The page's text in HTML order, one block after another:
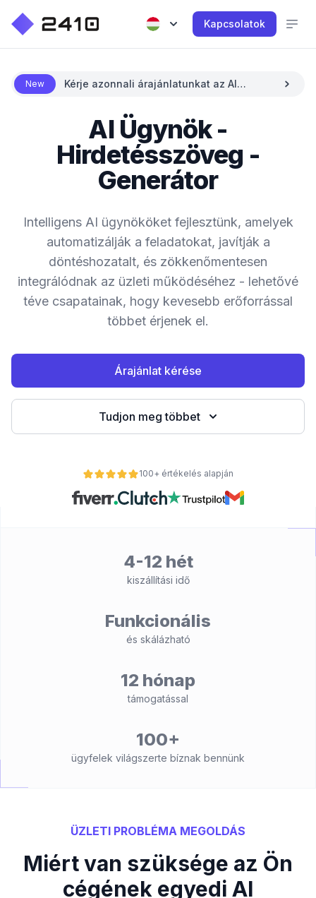
Kapcsolatok
New
Kérje azonnali árajánlatunkat az AI
AI Ügynök -
Hirdetésszöveg -
Generátor
Intelligens AI ügynököket fejlesztünk, amelyek
automatizálják a feladatokat, javítják a
döntéshozatalt, és zökkenőmentesen
integrálódnak az üzleti működéséhez - lehetővé
téve csapatainak, hogy kevesebb erőforrással
többet érjenek el.
Árajánlat kérése
Tudjon meg többet
100+ értékelés alapján
4-12 hét
kiszállítási idő
Funkcionális
és skálázható
12 hónap
támogatással
100+
ügyfelek világszerte bíznak bennünk
ÜZLETI PROBLÉMA MEGOLDÁS
Miért van szüksége az Ön
cégének egyedi AI